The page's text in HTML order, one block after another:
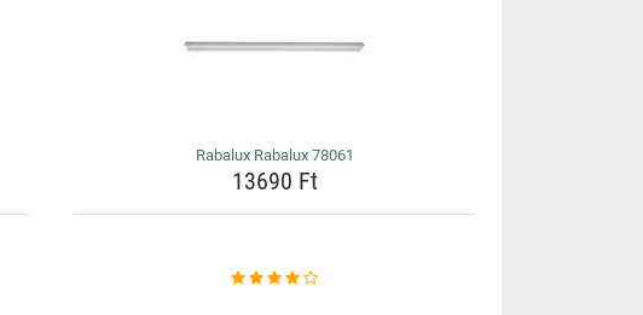
Rabalux Rabalux 78061
13690 Ft